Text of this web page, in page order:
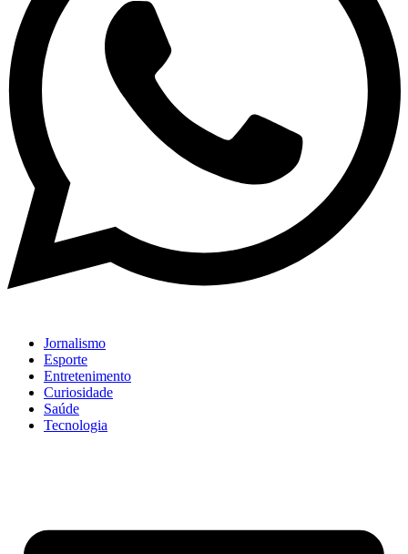
Jornalismo
Esporte
Entretenimento
Curiosidade
Saúde
Tecnologia